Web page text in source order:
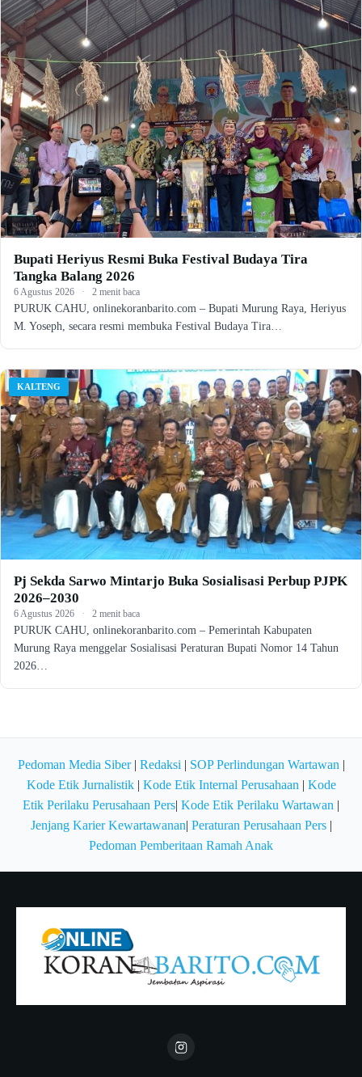
Bupati Heriyus Resmi Buka Festival Budaya Tira
Tangka Balang 2026
6 Agustus 2026 · 2 menit baca
PURUK CAHU, onlinekoranbarito.com – Bupati Murung Raya, Heriyus
M. Yoseph, secara resmi membuka Festival Budaya Tira…
KALTENG
Pj Sekda Sarwo Mintarjo Buka Sosialisasi Perbup PJPK
2026–2030
6 Agustus 2026 · 2 menit baca
PURUK CAHU, onlinekoranbarito.com – Pemerintah Kabupaten
Murung Raya menggelar Sosialisasi Peraturan Bupati Nomor 14 Tahun
2026…
Pedoman Media Siber| Redaksi | SOP Perlindungan Wartawan |
Kode Etik Jurnalistik| Kode Etik Internal Perusahaan | Kode
Etik Perilaku Perusahaan Pers| Kode Etik Perilaku Wartawan |
Jenjang Karier Kewartawanan| Peraturan Perusahaan Pers|
Pedoman Pemberitaan Ramah Anak